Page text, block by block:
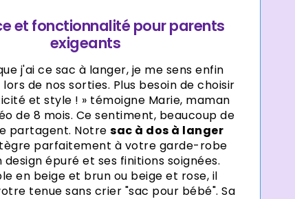
et fonctionnalité pour parents
exigeants
j'ai ce sac à langer, je me sens enfin
de nos sorties. Plus besoin de choisir
et style ! » témoigne Marie, maman
de 8 mois. Ce sentiment, beaucoup de
partagent. Notresac à dos à langer
parfaitement à votre garde-robe
design épuré et ses finitions soignées.
en beige et brun ou beige et rose, il
tenue sans crier "sac pour bébé". Sa